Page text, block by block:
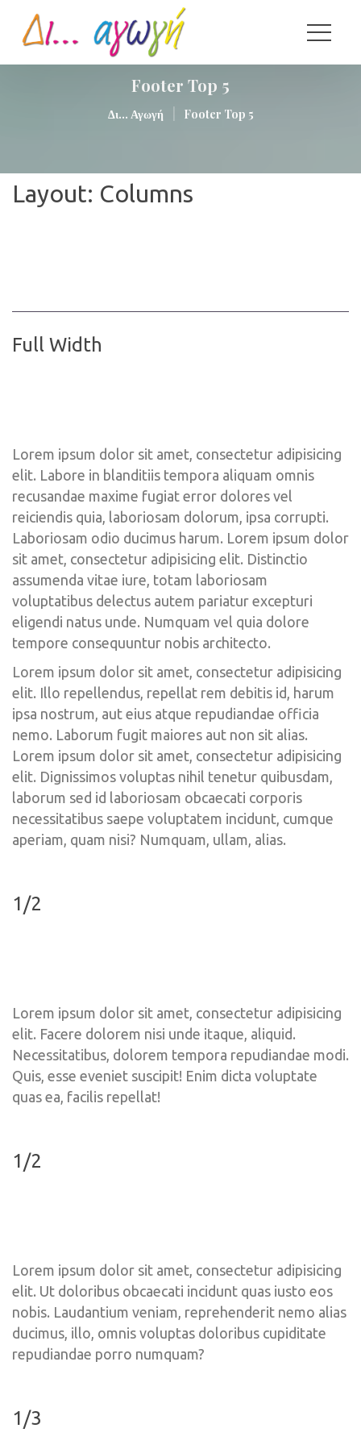
Footer Top 5
Δι... Αγωγή Footer Top 5
Layout: Column
Full Width
Lorem ipsum dolor sit amet, consectetur adipisicing
elit. Labore in blanditiis tempora aliquam omnis
recusandae maxime fugiat error dolores vel
reiciendis quia, laboriosam dolorum, ipsa corrupti.
Laboriosam odio ducimus harum. Lorem ipsum dolor
it amet, consectetur adipisicing elit. Distinctio
assumenda vitae iure, totam laboriosam
voluptatibus delectus autem pariatur excepturi
eligendi natus unde. Numquam vel quia dolore
tempore consequuntur nobis architecto.
Lorem ipsum dolor sit amet, consectetur adipisicing
elit. Illo repellendus, repellat rem debitis id, harum
ipsa nostrum, aut eius atque repudiandae officia
nemo. Laborum fugit maiores aut non sit alias.
Lorem ipsum dolor sit amet, consectetur adipisicing
elit. Dignissimos voluptas nihil tenetur quibusdam,
laborum sed id laboriosam obcaecati corporis
necessitatibus saepe voluptatem incidunt, cumque
aperiam, quam nisi? Numquam, ullam, alias.
1/2
Lorem ipsum dolor sit amet, consectetur adipisicing
elit. Facere dolorem nisi unde itaque, aliquid.
Necessitatibus, dolorem tempora repudiandae modi.
Quis, esse eveniet suscipit! Enim dicta voluptate
quas ea, facilis repellat!
1/2
Lorem ipsum dolor sit amet, consectetur adipisicing
elit. Ut doloribus obcaecati incidunt quas iusto eos
nobis. Laudantium veniam, reprehenderit nemo alias
ducimus, illo, omnis voluptas doloribus cupiditate
repudiandae porro numquam?
1/3